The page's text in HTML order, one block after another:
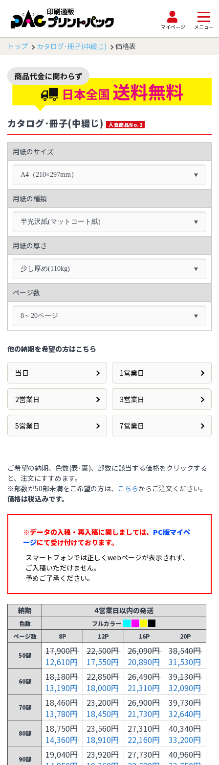
マイページ メニュー
トップ カタログ･冊子(中綴じ) 価格表
カタログ･冊子(中綴じ) 人気商品No.2
用紙のサイズ
A4（210×297mm）
用紙の種類
半光沢紙(マットコート紙)
用紙の厚さ
少し厚め(110kg)
ページ数
8～20ページ
他の納期を希望の方はこちら
当日 1営業日
2営業日 3営業日
5営業日 7営業日
ご希望の納期、色数(表･裏)、部数に該当する価格をクリックする
と、注文にすすめます。
※部数が50部未満をご希望の方は、 こちらからご注文ください。
価格は税込みです。
※データの入稿・再入稿に関しましては、 PC版マイペ
ージにて受け付けております。
スマートフォンでは正しくwebページが表示されず、
ご入稿いただけません。
予めご了承ください。
納期 4営業日以内の発送
色数
フルカラー
ページ数
8P 12P 16P 20P
50部
17,900円
12,610円
22,500円
17,550円
26,090円
20,890円
38,540円
31,530円
60部
18,180円
13,190円
22,850円
18,000円
26,490円
21,310円
39,130円
32,090円
70部
18,460円
13,780円
23,200円
18,450円
26,900円
21,730円
39,730円
32,640円
80部
18,750円
14,360円
23,560円
18,910円
27,310円
22,160円
40,340円
33,200円
90部
19,040円 23,920円 27,730円 40,960円